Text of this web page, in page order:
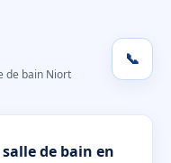
de bain Niort
📞
de bain en